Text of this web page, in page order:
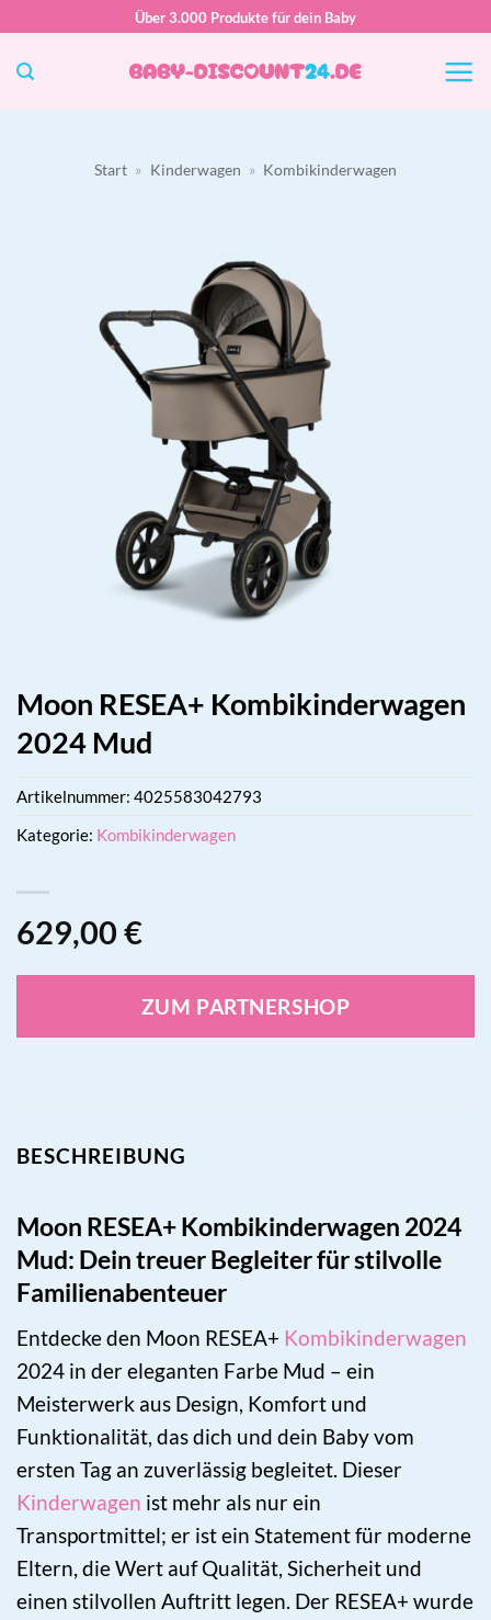
springen
Über 3.000 Produkte für dein Baby
Start » Kinderwagen » Kombikinderwagen
Moon RESEA+ Kombikinderwagen
2024 Mud
629,00 €
ZUM PARTNERSHOP
Artikelnummer: 4025583042793
Kategorie: Kombikinderwagen
BESCHREIBUNG
Moon RESEA+ Kombikinderwagen 2024
Mud: Dein treuer Begleiter für stilvolle
Familienabenteuer
Entdecke den Moon RESEA+ Kombikinderwagen
2024 in der eleganten Farbe Mud – ein
Meisterwerk aus Design, Komfort und
Funktionalität, das dich und dein Baby vom
ersten Tag an zuverlässig begleitet. Dieser
Kinderwagen ist mehr als nur ein
Transportmittel; er ist ein Statement für moderne
Eltern, die Wert auf Qualität, Sicherheit und
einen stilvollen Auftritt legen. Der RESEA+ wurde